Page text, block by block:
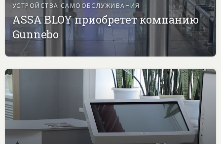
УСТРОЙСТВА САМООБСЛУЖИВАНИЯ
ASSA BLOY приобретет компанию
Gunnebo